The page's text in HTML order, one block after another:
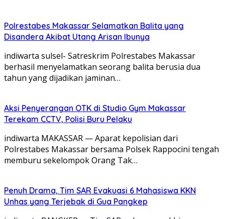
Polrestabes Makassar Selamatkan Balita yang
Disandera Akibat Utang Arisan Ibunya
indiwarta sulsel- Satreskrim Polrestabes Makassar
berhasil menyelamatkan seorang balita berusia dua
tahun yang dijadikan jaminan…
Aksi Penyerangan OTK di Studio Gym Makassar
Terekam CCTV, Polisi Buru Pelaku
indiwarta MAKASSAR — Aparat kepolisian dari
Polrestabes Makassar bersama Polsek Rappocini tengah
memburu sekelompok Orang Tak…
Penuh Drama, Tim SAR Evakuasi 6 Mahasiswa KKN
Unhas yang Terjebak di Gua Pangkep